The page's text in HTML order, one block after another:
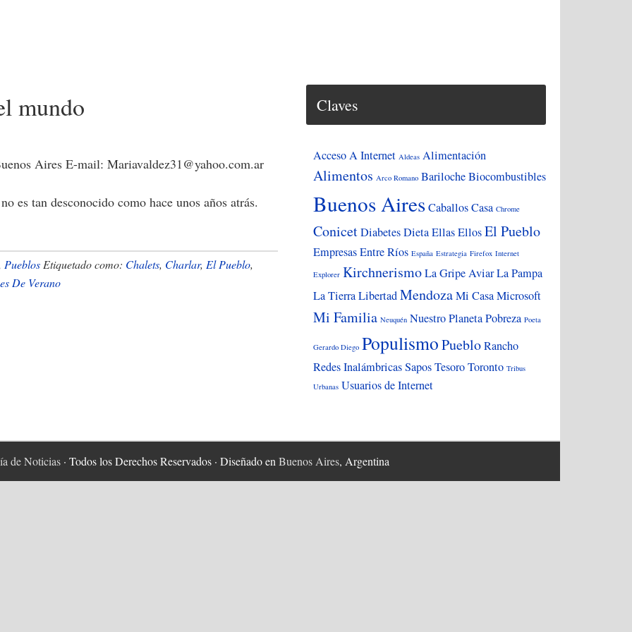
mundo
Aires E-mail: Mariavaldez31@yahoo.com.ar
es tan desconocido como hace unos años atrás.
Pueblos Etiquetado como: Chalets, Charlar, El Pueblo,
De Verano
Claves
Acceso A Internet Aldeas Alimentación
Alimentos Arco Romano BarilocheBiocombustibles
Buenos AiresCaballosCasa Chrome
ConicetDiabetesDietaEllasEllosEl Pueblo
EmpresasEntre Ríos España Estrategia Firefox Internet
Explorer KirchnerismoLa Gripe AviarLa Pampa
La TierraLibertadMendozaMi CasaMicrosoft
Mi Familia Neuquén Nuestro PlanetaPobreza Poeta
Gerardo Diego PopulismoPuebloRancho
Redes InalámbricasSaposTesoroToronto Tribus
Urbanas Usuarios de Internet
de Noticias · Todos los Derechos Reservados · Diseñado en Buenos Aires, Argentina